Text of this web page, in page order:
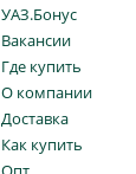
УАЗ.Бонус
Вакансии
Где купить
О компании
Доставка
Как купить